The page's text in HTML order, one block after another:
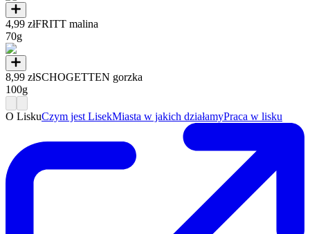
4,99 złFRITT malina
70g
8,99 złSCHOGETTEN gorzka
100g
O LiskuCzym jest LisekMiasta w jakich działamyPraca w lisku